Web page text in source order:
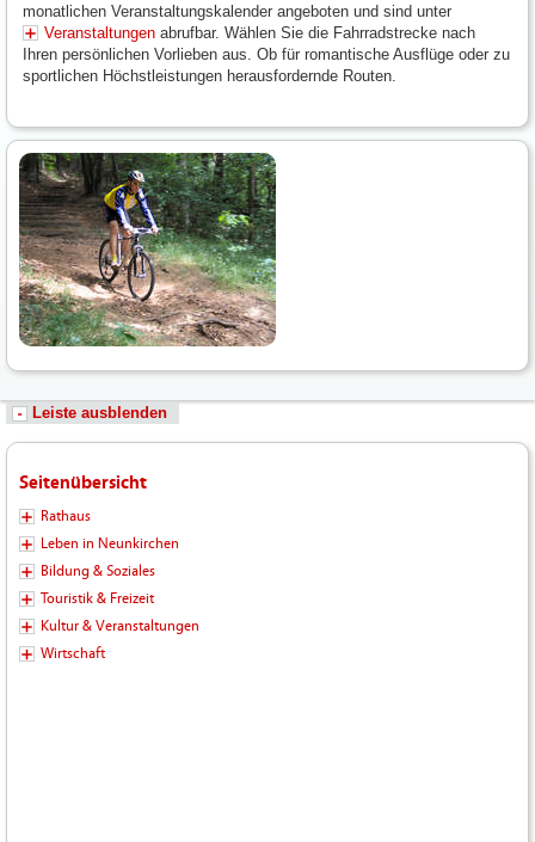
monatlichen Veranstaltungskalender angeboten und sind unter
Veranstaltungen abrufbar. Wählen Sie die Fahrradstrecke nach
Ihren persönlichen Vorlieben aus. Ob für romantische Ausflüge oder zu
sportlichen Höchstleistungen herausfordernde Routen.
Leiste ausblenden
Seitenübersicht
Rathaus
Leben in Neunkirchen
Bildung & Soziales
Touristik & Freizeit
Kultur & Veranstaltungen
Wirtschaft